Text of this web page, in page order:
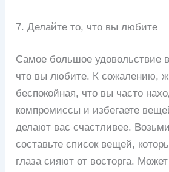
7. Делайте то, что вы любите
Самое большое удовольствие
что вы любите. К сожалению,
беспокойная, что вы часто
компромиссы и избегаете
делают вас счастливее.
составьте список вещей,
глаза сияют от восторга.